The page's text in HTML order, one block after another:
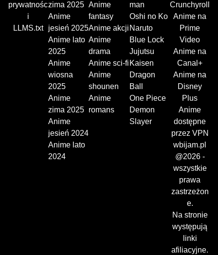
prywatnośc
i
LLMS.txt
zima 2025
Anime
jesień 2025
Anime lato
2025
Anime
wiosna
2025
Anime
zima 2025
Anime
jesień 2024
Anime lato
2024
Anime
fantasy
Anime akcji
Anime
drama
Anime sci-fi
Anime
shounen
Anime
romans
man
Oshi no Ko
Naruto
Blue Lock
Jujutsu
Kaisen
Dragon
Ball
One Piece
Demon
Slayer
Crunchyroll
Anime na
Prime
Video
Anime na
Canal+
Anime na
Disney
Plus
Anime
dostępne
przez VPN
wbijam.pl
@2026 -
wszystkie
prawa
zastrzeżon
e.
Na stronie
występują
linki
afiliacyjne.